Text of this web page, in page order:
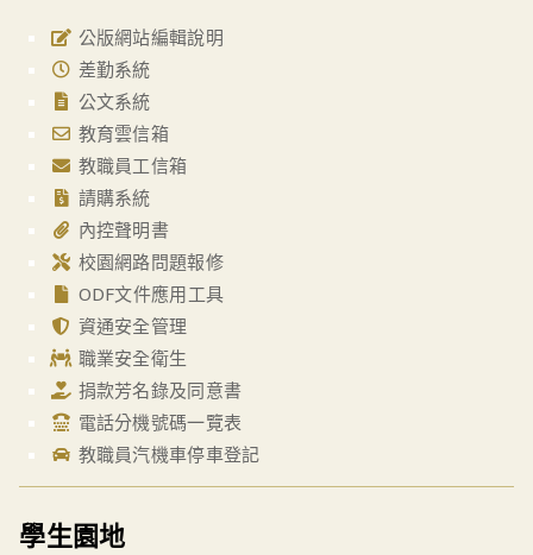
公版網站編輯說明
差勤系統
公文系統
教育雲信箱
教職員工信箱
請購系統
內控聲明書
校園網路問題報修
ODF文件應用工具
資通安全管理
職業安全衛生
捐款芳名錄及同意書
電話分機號碼一覽表
教職員汽機車停車登記
學生園地